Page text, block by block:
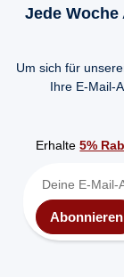
Jede Woche
Um sich für
Ihre E-Mail-
Erhalte5%
Abonnieren